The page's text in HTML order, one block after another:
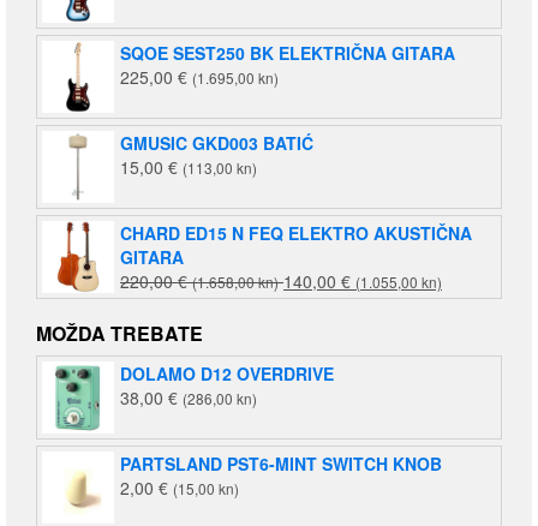
SQOE SEST250 BK ELEKTRIČNA GITARA
225,00 € (1.695,00 kn)
GMUSIC GKD003 BATIĆ
15,00 € (113,00 kn)
CHARD ED15 N FEQ ELEKTRO AKUSTIČNA
GITARA
220,00€ (1.658,00 kn)Izvorna
cijena
je:
220,00 €
140,00 € (1.055,00 kn)
cijena
140,00 €
MOŽDA TREBATE
DOLAMO D12 OVERDRIVE
38,00 € (286,00 kn)
PARTSLAND PST6-MINT SWITCH KNOB
2,00 € (15,00 kn)